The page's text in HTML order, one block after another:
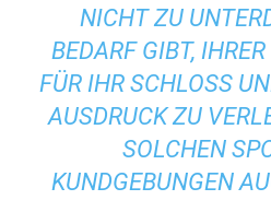
NICHT ZU
BEDARF GIBT,
FÜR IHR SCHLOSS
AUSDRUCK ZU
SOLCHEN
KUNDGEBUNGEN